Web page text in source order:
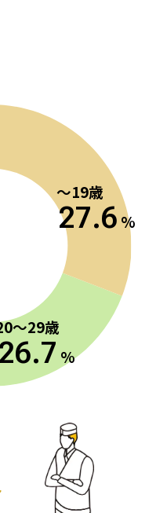
～19歳
27.6 %
～29歳
26.7 %